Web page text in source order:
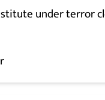
under terror